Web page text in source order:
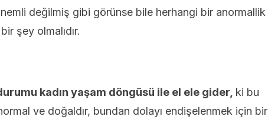
değilmiş gibi görünse bile herhangi bir anormallik
şey olmalıdır.
kadın yaşam döngüsü ile el ele gider, ki bu
ve doğaldır, bundan dolayı endişelenmek için bir